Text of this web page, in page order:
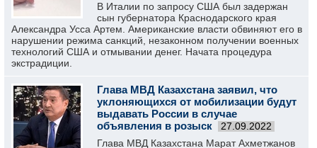
В Италии по запросу США был задержан
сын губернатора Краснодарского края
Александра Усса Артем. Американские власти обвиняют его в
нарушении режима санкций, незаконном получении военных
технологий США и отмывании денег. Начата процедура
экстрадиции.
Глава МВД Казахстана заявил, что
уклоняющихся от мобилизации будут
выдавать России в случае
объявления в розыск
27.09.2022
Глава МВД Казахстана Марат Ахметжанов